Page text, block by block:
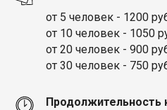
от 5 человек - 1200
от 10 человек - 1050
от 20 человек - 900
от 30 человек - 750
Продолжительность